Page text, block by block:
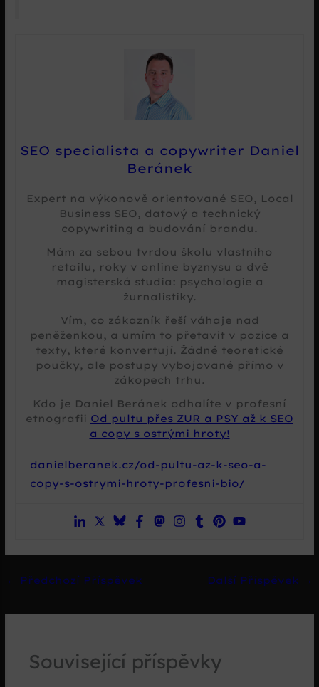
SEO specialista a copywriter Daniel
Beránek
Expert na výkonově orientované SEO, Local
Business SEO, datový a technický
copywriting a budování brandu.
Mám za sebou tvrdou školu vlastního
retailu, roky v online byznysu a dvě
magisterská studia: psychologie a
žurnalistiky.
Vím, co zákazník řeší váhaje nad
peněženkou, a umím to přetavit v pozice a
texty, které konvertují. Žádné teoretické
poučky, ale postupy vybojované přímo v
zákopech trhu.
Kdo je Daniel Beránek odhalíte v profesní
etnografii Od pultu přes ZUR a PSY až k SEO
a copy s ostrými hroty!
danielberanek.cz/od-pultu-az-k-seo-a-
copy-s-ostrymi-hroty-profesni-bio/
← Předchozí Příspěvek Další Příspěvek →
Související příspěvky